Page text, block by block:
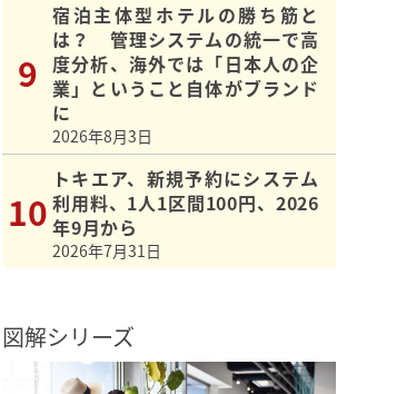
宿泊主体型ホテルの勝ち筋と
は？ 管理システムの統一で高
度分析、海外では「日本人の企
業」ということ自体がブランド
に
2026年8月3日
トキエア、新規予約にシステム
利用料、1人1区間100円、2026
年9月から
2026年7月31日
図解シリーズ